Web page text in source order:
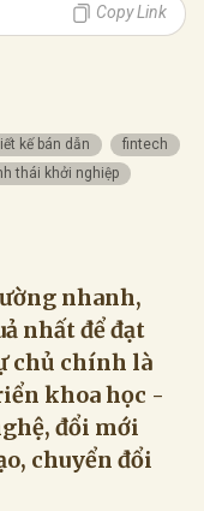
Copy Link
kế bán dẫn
fintech
thái khởi nghiệp
nhanh,
nhất để đạt
chủ chính là
khoa học -
đổi mới
chuyển đổi